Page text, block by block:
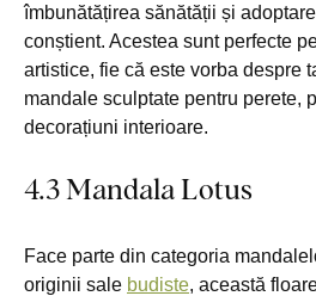
îmbunătățirea sănătății și
conștient. Acestea sunt perfecte
artistice, fie că este vorba despre
mandale sculptate pentru perete,
decorațiuni interioare.
4.3 Mandala Lotus
Face parte din categoria
originii sale budiste, această